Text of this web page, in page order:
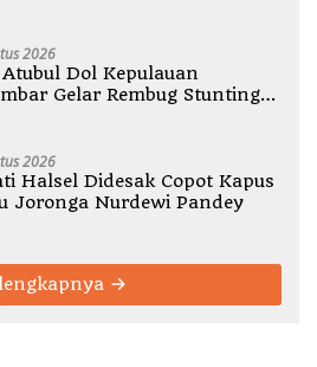
2026
Atubul Dol Kepulauan
Gelar Rembug Stunting
2026
Halsel Didesak Copot Kapus
Joronga Nurdewi Pandey